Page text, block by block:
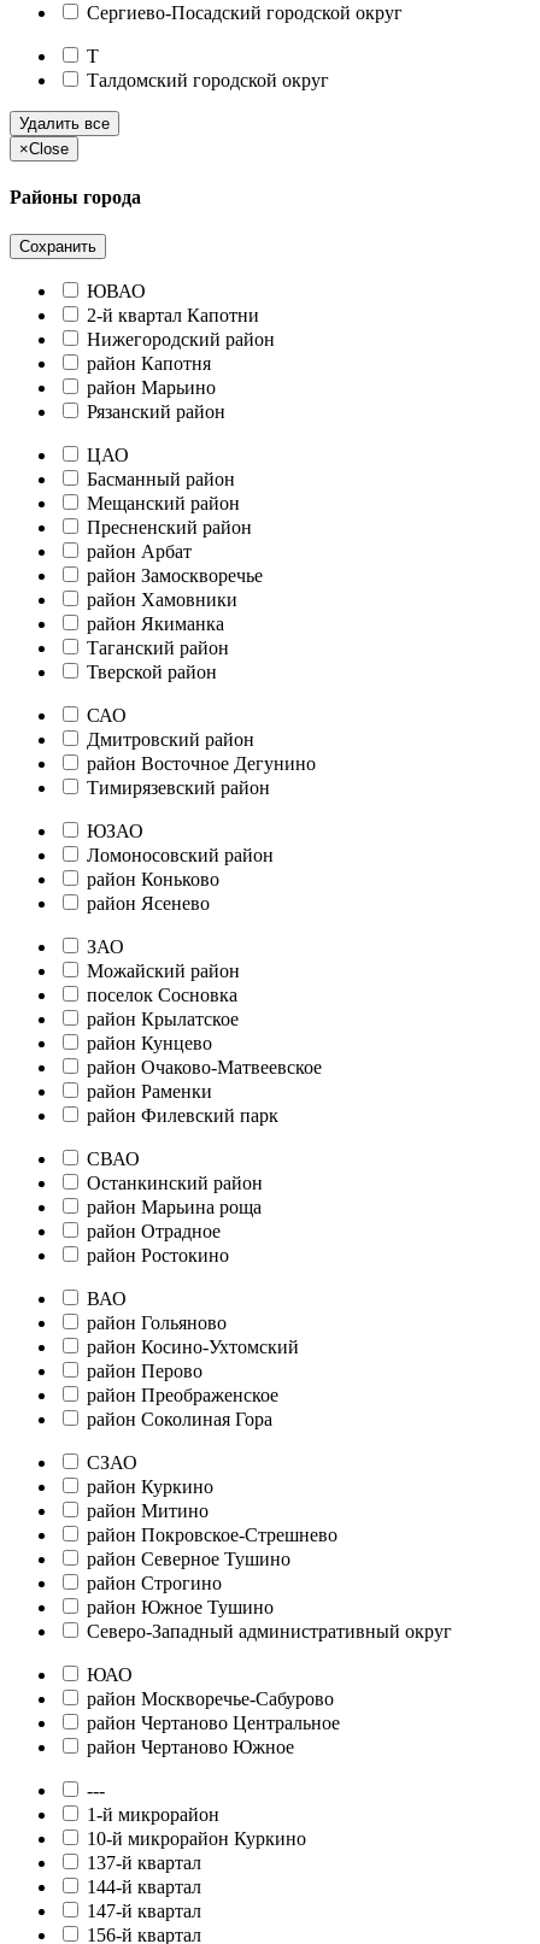
Сергиево-Посадский городской округ
Т
Талдомский городской округ
Удалить все
×Close
Районы города
Сохранить
ЮВАО
2-й квартал Капотни
Нижегородский район
район Капотня
район Марьино
Рязанский район
ЦАО
Басманный район
Мещанский район
Пресненский район
район Арбат
район Замоскворечье
район Хамовники
район Якиманка
Таганский район
Тверской район
САО
Дмитровский район
район Восточное Дегунино
Тимирязевский район
ЮЗАО
Ломоносовский район
район Коньково
район Ясенево
ЗАО
Можайский район
поселок Сосновка
район Крылатское
район Кунцево
район Очаково-Матвеевское
район Раменки
район Филевский парк
СВАО
Останкинский район
район Марьина роща
район Отрадное
район Ростокино
ВАО
район Гольяново
район Косино-Ухтомский
район Перово
район Преображенское
район Соколиная Гора
СЗАО
район Куркино
район Митино
район Покровское-Стрешнево
район Северное Тушино
район Строгино
район Южное Тушино
Северо-Западный административный округ
ЮАО
район Москворечье-Сабурово
район Чертаново Центральное
район Чертаново Южное
---
1-й микрорайон
10-й микрорайон Куркино
137-й квартал
144-й квартал
147-й квартал
156-й квартал